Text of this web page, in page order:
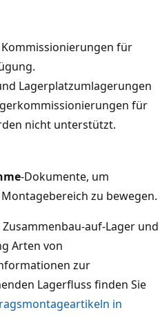
für
Lagerplatzumlagerungen
für
nicht unterstützt.
-Dokumente, um
zu bewegen.
auf-Lager und
Arten von
zur
Lagerfluss finden Sie
in